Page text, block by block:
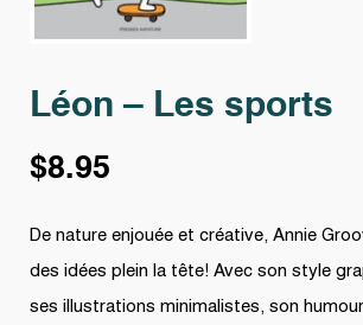
Léon – Les sports
$8.95
De nature enjouée et créative, Annie
des idées plein la tête! Avec son style
ses illustrations minimalistes, son